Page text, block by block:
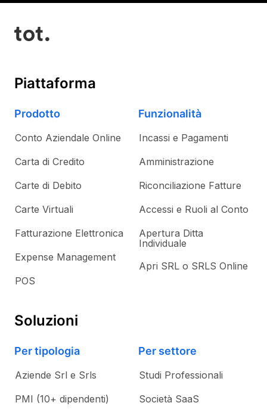
Piattaforma
Prodotto
Conto Aziendale Online
Carta di Credito
Carte di Debito
Carte Virtuali
Fatturazione Elettronica
Expense Management
POS
Funzionalità
Incassi e Pagamenti
Amministrazione
Riconciliazione Fatture
Accessi e Ruoli al Conto
Apertura Ditta
Individuale
Apri SRL o SRLS Online
Soluzioni
Per tipologia
Aziende Srl e Srls
PMI (10+ dipendenti)
Per settore
Studi Professionali
Società SaaS